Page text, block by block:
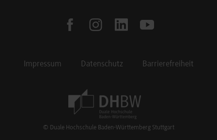
facebookinstagramlinkedinyoutube
Impressum Datenschutz Barrierefreiheit
© Duale Hochschule Baden-Württemberg Stuttgart